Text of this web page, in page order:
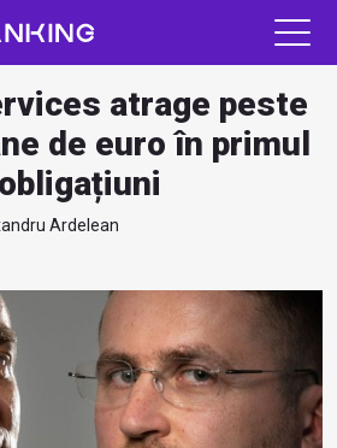
atrage peste
de euro în primul
Ardelean